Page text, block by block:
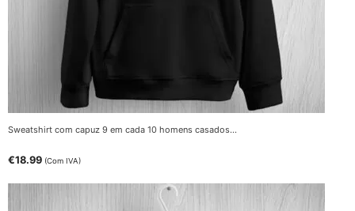
Sweatshirt com capuz 9 em cada 10 homens casados…
€18.99 (Com IVA)